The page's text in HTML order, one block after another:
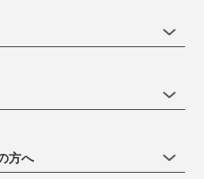
方へ